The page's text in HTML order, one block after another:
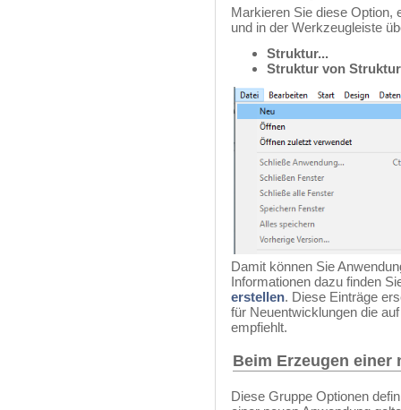
Markieren Sie diese
und in der Werkzeugleiste
Struktur...
Struktur von
Damit können Sie
Informationen dazu finden
erstellen. Diese Einträge
für Neuentwicklungen die
empfiehlt.
Beim Erzeugen einer
Diese Gruppe Optionen